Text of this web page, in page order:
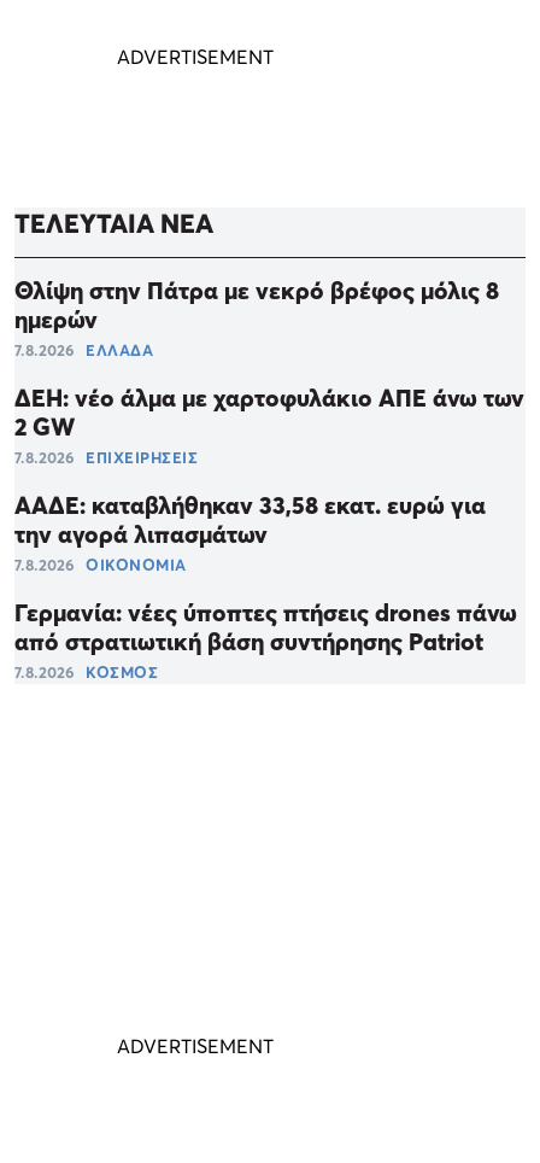
ΤΕΛΕΥΤΑΙΑ ΝΕΑ
Θλίψη στην Πάτρα με νεκρό βρέφος μόλις 8
ημερών
7.8.2026 ΕΛΛΑΔΑ
ΔΕΗ: νέο άλμα με χαρτοφυλάκιο ΑΠΕ άνω των
2 GW
7.8.2026 ΕΠΙΧΕΙΡΗΣΕΙΣ
ΑΑΔΕ: καταβλήθηκαν 33,58 εκατ. ευρώ για
την αγορά λιπασμάτων
7.8.2026 ΟΙΚΟΝΟΜΙΑ
Γερμανία: νέες ύποπτες πτήσεις drones πάνω
από στρατιωτική βάση συντήρησης Patriot
7.8.2026 ΚΟΣΜΟΣ